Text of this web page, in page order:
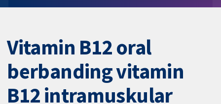
Vitamin B12 oral
berbanding vitamin
B12 intramuskular